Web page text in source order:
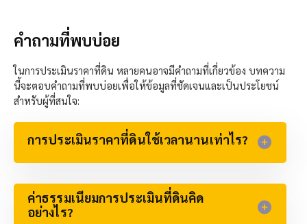
คำถามที่พบบ่อย
ในการประเมินราคาที่ดิน หลายคนอาจมีคำถามที่เกี่ยวข้อง บทความ
นี้จะตอบคำถามที่พบบ่อยเพื่อให้ข้อมูลที่ชัดเจนและเป็นประโยชน์
สำหรับผู้ที่สนใจ:
การประเมินราคาที่ดินใช้เวลานานเท่าไร?
ค่าธรรมเนียมการประเมินที่ดินคิด
อย่างไร?